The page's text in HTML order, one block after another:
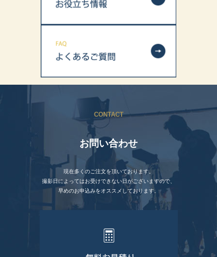
CONTACT
お問い合わせ
現在多くのご注文を頂いております。
撮影日によってはお受けできない日がございますので、
早めのお申込みをオススメしております。